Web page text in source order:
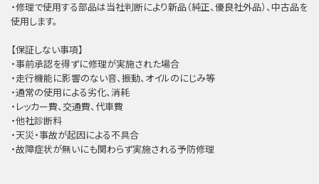
・修理で使用する部品は当社判断により新品（純正、優良社外品）、中古品を
使用します。
【保証しない事項】
・事前承認を得ずに修理が実施された場合
・走行機能に影響のない音、振動、オイルのにじみ等
・通常の使用による劣化、消耗
・レッカー費、交通費、代車費
・他社診断料
・天災・事故が起因による不具合
・故障症状が無いにも関わらず実施される予防修理